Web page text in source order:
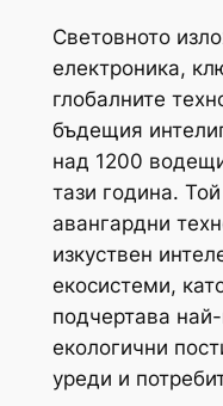
Световното
електроника,
глобалните
бъдещия
над 1200
тази година.
авангардни
изкуствен
екосистеми,
подчертава
екологични
уреди и